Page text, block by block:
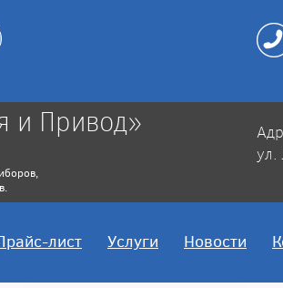
и Привод»
ул.
лист Услуги Новости